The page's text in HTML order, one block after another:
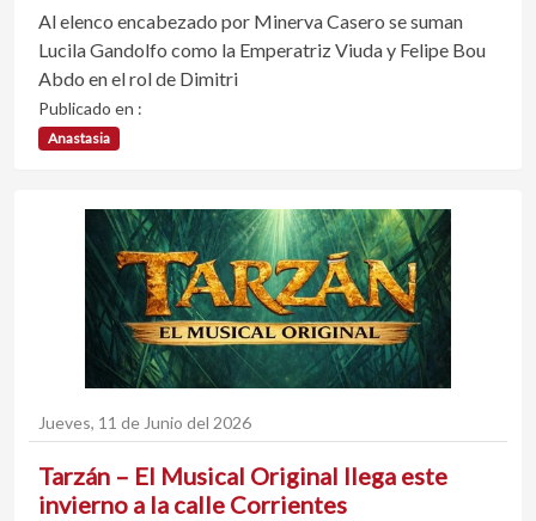
Al elenco encabezado por Minerva Casero se suman
Lucila Gandolfo como la Emperatriz Viuda y Felipe Bou
Abdo en el rol de Dimitri
Publicado en :
Anastasia
Jueves, 11 de Junio del 2026
Tarzán – El Musical Original llega este
invierno a la calle Corrientes